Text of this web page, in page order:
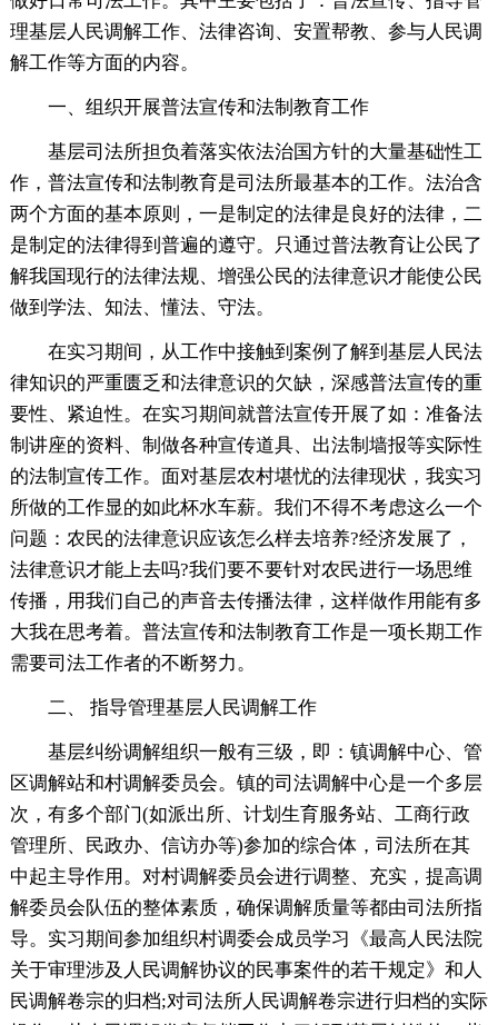
理基层人民调解工作、法律咨询、安置帮教、参与人民调
解工作等方面的内容。
一、组织开展普法宣传和法制教育工作
基层司法所担负着落实依法治国方针的大量基础性工
作，普法宣传和法制教育是司法所最基本的工作。法治含
两个方面的基本原则，一是制定的法律是良好的法律，二
是制定的法律得到普遍的遵守。只通过普法教育让公民了
解我国现行的法律法规、增强公民的法律意识才能使公民
做到学法、知法、懂法、守法。
在实习期间，从工作中接触到案例了解到基层人民法
律知识的严重匮乏和法律意识的欠缺，深感普法宣传的重
要性、紧迫性。在实习期间就普法宣传开展了如：准备法
制讲座的资料、制做各种宣传道具、出法制墙报等实际性
的法制宣传工作。面对基层农村堪忧的法律现状，我实习
所做的工作显的如此杯水车薪。我们不得不考虑这么一个
问题：农民的法律意识应该怎么样去培养?经济发展了，
法律意识才能上去吗?我们要不要针对农民进行一场思维
传播，用我们自己的声音去传播法律，这样做作用能有多
大我在思考着。普法宣传和法制教育工作是一项长期工作
需要司法工作者的不断努力。
二、 指导管理基层人民调解工作
基层纠纷调解组织一般有三级，即：镇调解中心、管
区调解站和村调解委员会。镇的司法调解中心是一个多层
次，有多个部门(如派出所、计划生育服务站、工商行政
管理所、民政办、信访办等)参加的综合体，司法所在其
中起主导作用。对村调解委员会进行调整、充实，提高调
解委员会队伍的整体素质，确保调解质量等都由司法所指
导。实习期间参加组织村调委会成员学习《最高人民法院
关于审理涉及人民调解协议的民事案件的若干规定》和人
民调解卷宗的归档;对司法所人民调解卷宗进行归档的实际